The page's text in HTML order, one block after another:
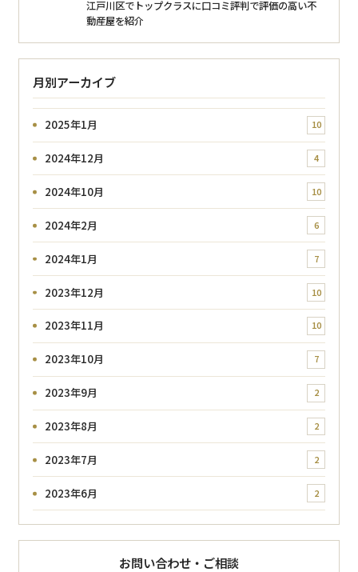
江戸川区でトップクラスに口コミ評判で評価の高い不
動産屋を紹介
月別アーカイブ
2025年1月 10
2024年12月 4
2024年10月 10
2024年2月 6
2024年1月 7
2023年12月 10
2023年11月 10
2023年10月 7
2023年9月 2
2023年8月 2
2023年7月 2
2023年6月 2
お問い合わせ・ご相談